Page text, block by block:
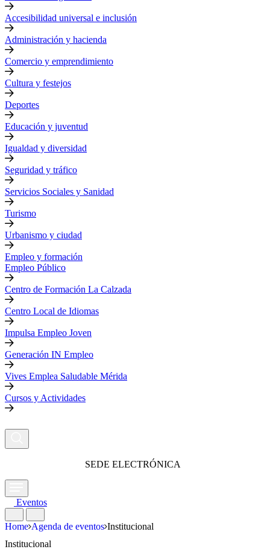
Accesibilidad universal e inclusión
Administración y hacienda
Comercio y emprendimiento
Cultura y festejos
Deportes
Educación y juventud
Igualdad y diversidad
Seguridad y tráfico
Servicios Sociales y Sanidad
Turismo
Urbanismo y ciudad
Empleo y formación
Empleo Público
Centro de Formación La Calzada
Centro Local de Idiomas
Impulsa Empleo Joven
Generación IN Empleo
Vives Emplea Saludable Mérida
Cursos y Actividades
SEDE ELECTRÓNICA
Eventos
Home Agenda de eventos Institucional
Institucional